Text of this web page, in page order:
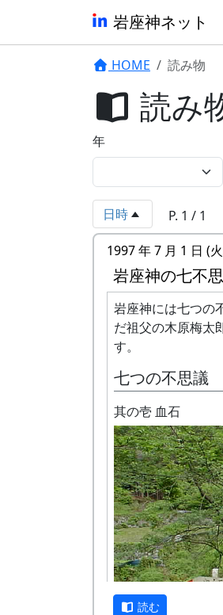
岩座神ネット
HOME 読み物
読み
年
日時
P. 1 / 1
1997 年 7 月 1 日 (
岩座神の七不
岩座神には七つの
だ祖父の木原梅太
す。
七つの不思議
其の壱 血石
読む